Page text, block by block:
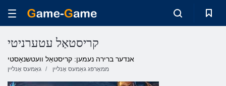
קריסטאַל עטערניטי
אנדער ברירה נעמען: קריסטאַל וועטשנאָסטי
גאַמעס אָנליין ממאָרפּג גאַמעס אָנליין